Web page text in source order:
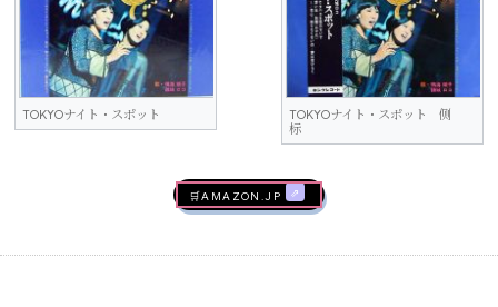
TOKYOナイト・スポット
TOKYOナイト・スポット 侧
标
🛒AMAZON.jp